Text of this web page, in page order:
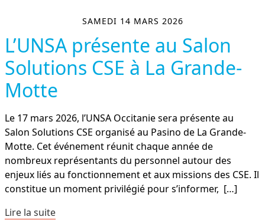
SAMEDI 14 MARS 2026
L’UNSA présente au Salon
Solutions CSE à La Grande-
Motte
Le 17 mars 2026, l’UNSA Occitanie sera présente au
Salon Solutions CSE organisé au Pasino de La Grande-
Motte. Cet événement réunit chaque année de
nombreux représentants du personnel autour des
enjeux liés au fonctionnement et aux missions des CSE. Il
constitue un moment privilégié pour s’informer, […]
Lire la suite